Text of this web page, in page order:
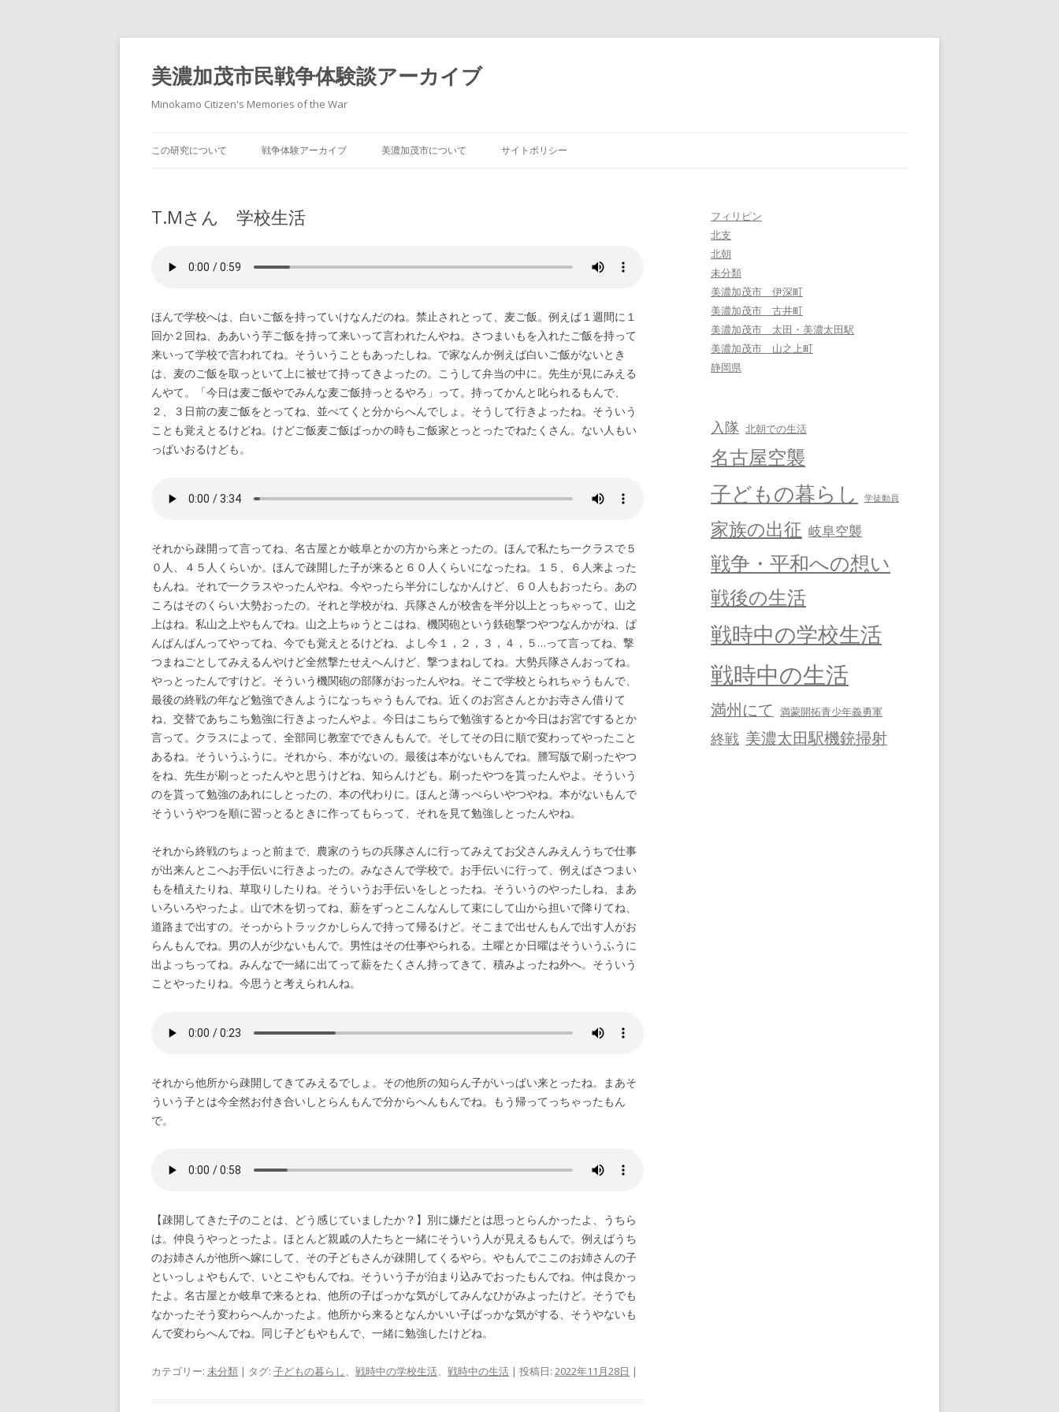
美濃加茂市民戦争体験談アーカイブ
Minokamo Citizen's Memories of the War
ン
テ
この研究について 戦争体験アーカイブ 美濃加茂市について サイトポリシー
T.Mさん 学校生活
ほんで学校へは、白いご飯を持っていけなんだのね。禁止されとって、麦ご飯。例えば１週間に１
回か２回ね、ああいう芋ご飯を持って来いって言われたんやね。さつまいもを入れたご飯を持って
来いって学校で言われてね。そういうこともあったしね。で家なんか例えば白いご飯がないとき
は、麦のご飯を取っといて上に被せて持ってきよったの。こうして弁当の中に。先生が見にみえる
んやて。「今日は麦ご飯やでみんな麦ご飯持っとるやろ」って。持ってかんと叱られるもんで、
２、３日前の麦ご飯をとってね、並べてくと分からへんでしょ。そうして行きよったね。そういう
ことも覚えとるけどね。けどご飯麦ご飯ばっかの時もご飯家とっとったでねたくさん。ない人もい
っぱいおるけども。
それから疎開って言ってね、名古屋とか岐阜とかの方から来とったの。ほんで私たち一クラスで５
０人、４５人くらいか。ほんで疎開した子が来ると６０人くらいになったね。１５、６人来よった
もんね。それで一クラスやったんやね。今やったら半分にしなかんけど、６０人もおったら。あの
ころはそのくらい大勢おったの。それと学校がね、兵隊さんが校舎を半分以上とっちゃって、山之
上はね。私山之上やもんでね。山之上ちゅうとこはね、機関砲という鉄砲撃つやつなんかがね、ぱ
んぱんぱんってやってね、今でも覚えとるけどね、よし今１，２，３，４，５…って言ってね、撃
つまねごとしてみえるんやけど全然撃たせえへんけど、撃つまねしてね。大勢兵隊さんおってね。
やっとったんですけど。そういう機関砲の部隊がおったんやね。そこで学校とられちゃうもんで、
最後の終戦の年など勉強できんようになっちゃうもんでね。近くのお宮さんとかお寺さん借りて
ね、交替であちこち勉強に行きよったんやよ。今日はこちらで勉強するとか今日はお宮でするとか
言って。クラスによって、全部同じ教室でできんもんで。そしてその日に順で変わってやったこと
あるね。そういうふうに。それから、本がないの。最後は本がないもんでね。謄写版で刷ったやつ
をね、先生が刷っとったんやと思うけどね、知らんけども。刷ったやつを貰ったんやよ。そういう
のを貰って勉強のあれにしとったの、本の代わりに。ほんと薄っぺらいやつやね。本がないもんで
そういうやつを順に習っとるときに作ってもらって、それを見て勉強しとったんやね。
それから終戦のちょっと前まで、農家のうちの兵隊さんに行ってみえてお父さんみえんうちで仕事
が出来んとこへお手伝いに行きよったの。みなさんで学校で。お手伝いに行って、例えばさつまい
もを植えたりね、草取りしたりね。そういうお手伝いをしとったね。そういうのやったしね、まあ
いろいろやったよ。山で木を切ってね、薪をずっとこんなんして束にして山から担いで降りてね、
道路まで出すの。そっからトラックかしらんで持って帰るけど。そこまで出せんもんで出す人がお
らんもんでね。男の人が少ないもんで。男性はその仕事やられる。土曜とか日曜はそういうふうに
出よっちってね。みんなで一緒に出てって薪をたくさん持ってきて、積みよったね外へ。そういう
ことやったりね。今思うと考えられんね。
それから他所から疎開してきてみえるでしょ。その他所の知らん子がいっぱい来とったね。まあそ
ういう子とは今全然お付き合いしとらんもんで分からへんもんでね。もう帰ってっちゃったもん
で。
【疎開してきた子のことは、どう感じていましたか？】別に嫌だとは思っとらんかったよ、うちら
は。仲良うやっとったよ。ほとんど親戚の人たちと一緒にそういう人が見えるもんで。例えばうち
のお姉さんが他所へ嫁にして、その子どもさんが疎開してくるやら。やもんでここのお姉さんの子
といっしょやもんで、いとこやもんでね。そういう子が泊まり込みでおったもんでね。仲は良かっ
たよ。名古屋とか岐阜で来るとね、他所の子ばっかな気がしてみんなひがみよったけど。そうでも
なかったそう変わらへんかったよ。他所から来るとなんかいい子ばっかな気がする、そうやないも
んで変わらへんでね。同じ子どもやもんで、一緒に勉強したけどね。
カテゴリー: 未分類 | タグ: 子どもの暮らし、 戦時中の学校生活、 戦時中の生活 | 投稿日: 2022年11月28日 |
フィリピン
北支
北朝
未分類
美濃加茂市 伊深町
美濃加茂市 古井町
美濃加茂市 太田・美濃太田駅
美濃加茂市 山之上町
静岡県
入隊 北朝での生活
名古屋空襲
子どもの暮らし 学徒動員
家族の出征 岐阜空襲
戦争・平和への想い
戦後の生活
戦時中の学校生活
戦時中の生活
満州にて 満蒙開拓青少年義勇軍
終戦 美濃太田駅機銃掃射